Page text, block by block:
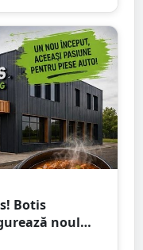
Botis
noul